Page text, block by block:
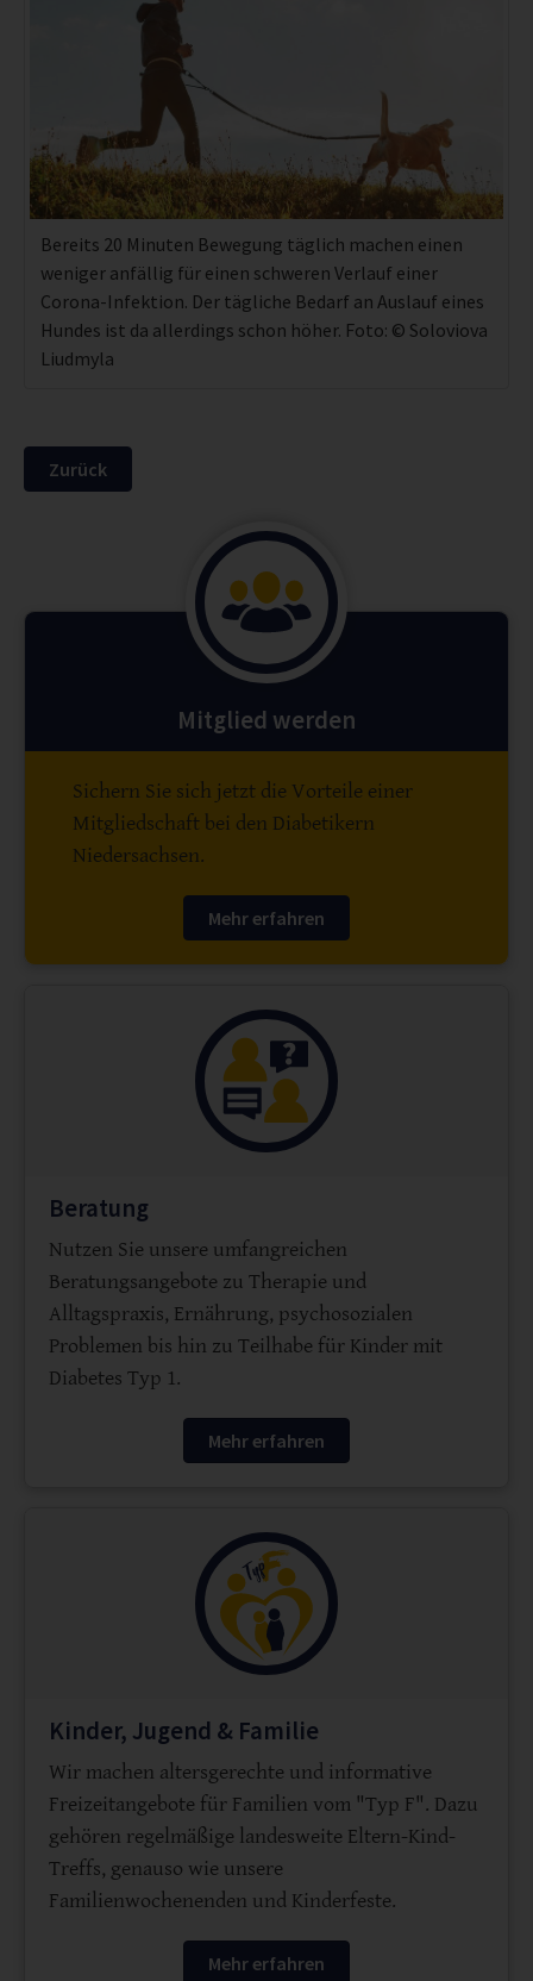
Bereits 20 Minuten Bewegung täglich machen einen
weniger anfällig für einen schweren Verlauf einer
Corona-Infektion. Der tägliche Bedarf an Auslauf eines
Hundes ist da allerdings schon höher. Foto: © Soloviova
Liudmyla
Zurück
Mitglied werden
Sichern Sie sich jetzt die Vorteile einer
Mitgliedschaft bei den Diabetikern
Niedersachsen.
Mehr erfahren
Beratung
Nutzen Sie unsere umfangreichen
Beratungsangebote zu Therapie und
Alltagspraxis, Ernährung, psychosozialen
Problemen bis hin zu Teilhabe für Kinder mit
Diabetes Typ 1.
Mehr erfahren
Kinder, Jugend & Familie
Wir machen altersgerechte und informative
Freizeitangebote für Familien vom "Typ F". Dazu
gehören regelmäßige landesweite Eltern-Kind-
Treffs, genauso wie unsere
Familienwochenenden und Kinderfeste.
Mehr erfahren